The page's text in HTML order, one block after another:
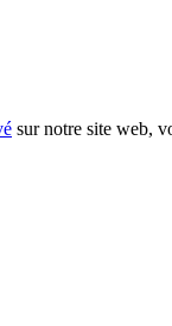
sur notre site web,